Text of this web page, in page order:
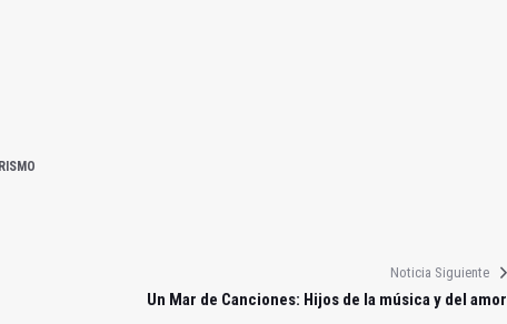
Noticia Siguiente
Un Mar de Canciones: Hijos de la música y del amor